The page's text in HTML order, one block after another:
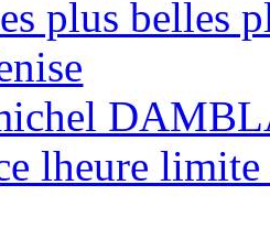
plus belles
lheure limite